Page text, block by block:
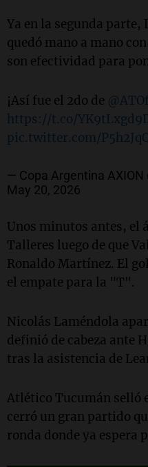
Ya en la segunda parte,
quedó mano a mano
son efectividad para
¡Así fue el 2do de
https://t.co/
pic.twitter.com/
— Copa Argentina
May 20, 2026
Unos minutos antes, el
Talleres luego de que
Ronaldo Martínez. El
el empate para la "T".
Nicolás Laméndola
definió de cabeza ante
tras la asistencia de
Atlético Tucumán selló
cerró un gran partido
ronda donde ya espera